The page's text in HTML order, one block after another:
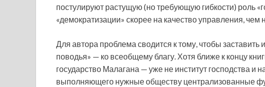
постулируют растущую (но требующую гибкости) роль
«демократизации» скорее на качество управления, чем
Для автора проблема сводится к тому, чтобы
поводья» — ко всеобщему благу. Хотя ближе к концу
государство Малагана — уже не институт господства и
выполняющего нужные обществу централизованные